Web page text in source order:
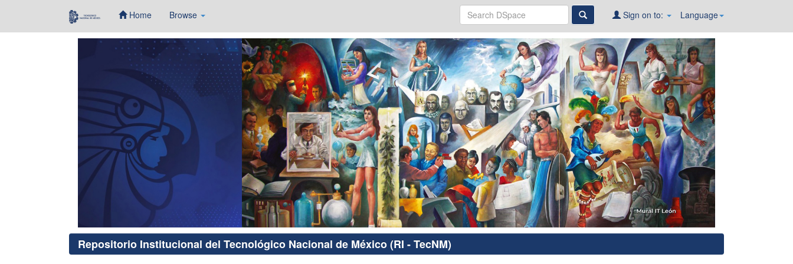
Home Browse Language
Sign on to:
Repositorio Institucional del Tecnológico Nacional de México (RI - TecNM)